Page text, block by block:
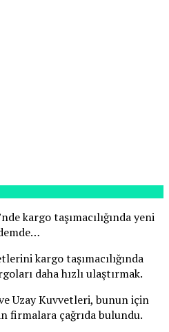
kargo taşımacılığında yeni
kargo taşımacılığında
daha hızlı ulaştırmak.
Uzay Kuvvetleri, bunun için
firmalara çağrıda bulundu.